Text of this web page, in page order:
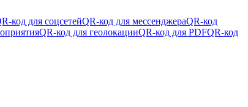
код для соцсетейQR-код для мессенджераQR-код
QR-код для геолокацииQR-код для PDFQR-код